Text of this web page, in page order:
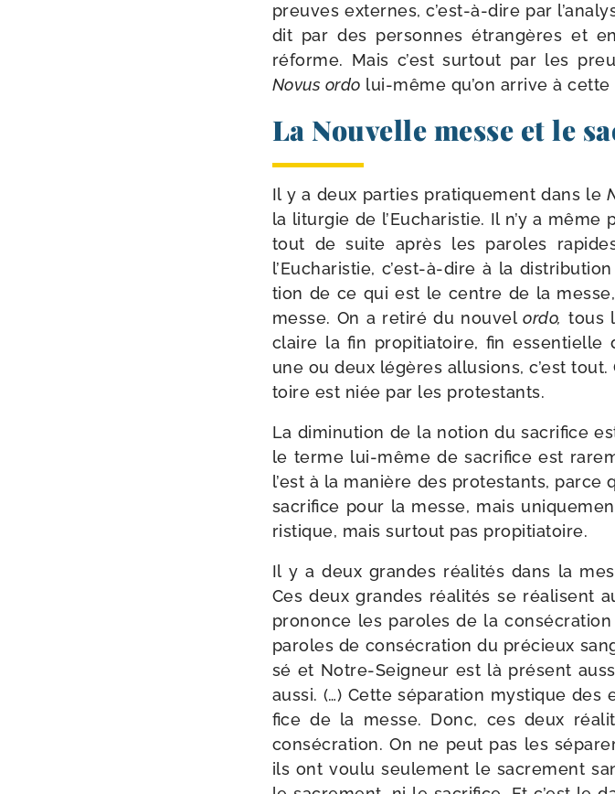
preuves externes, c’est-à-dire par
dit par des per­sonnes étran­gères et
réforme. Mais c’est sur­tout par les
Novus ordo lui-​même qu’on arrive à
La Nouvelle messe et le
Il y a deux par­ties pra­ti­que­ment dans le
la litur­gie de l’Eucharistie. Il n’y a
tout de suite après les paroles
l’Eucharistie, c’est-à-dire à la
tion de ce qui est le centre de la
messe. On a reti­ré du nou­velordo, tous
claire la fin pro­pi­tia­toire, fin
une ou deux légères allu­sions, c’est
toire est niée par les protestants.
La dimi­nu­tion de la notion du sacri­fice
le terme lui-​même de sacri­fice est
l’est à la manière des pro­tes­tants,
sacri­fice pour la messe, mais
ris­tique, mais sur­tout pas propitiatoire.
Il y a deux grandes réa­li­tés dans la
Ces deux grandes réa­li­tés se réa­lisent
pro­nonce les paroles de la
paroles de consé­cra­tion du pré­cieux
sé et Notre-​Seigneur est là pré­sent
aus­si. (…) Cette sépa­ra­tion mys­tique
fice de la messe. Donc, ces deux
consé­cra­tion. On ne peut pas les
ils ont vou­lu seule­ment le sacre­ment